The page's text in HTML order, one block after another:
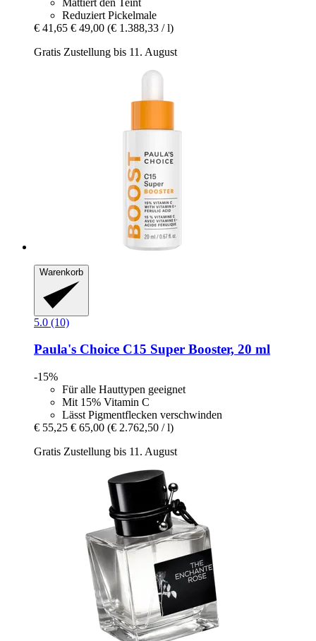
Mattiert den Teint
Reduziert Pickelmale
€ 41,65 € 49,00 (€ 1.388,33 / l)
Gratis Zustellung bis 11. August
Warenkorb
5.0 (10)
Paula's Choice C15 Super Booster, 20 ml
-15%
Für alle Hauttypen geeignet
Mit 15% Vitamin C
Lässt Pigmentflecken verschwinden
€ 55,25 € 65,00 (€ 2.762,50 / l)
Gratis Zustellung bis 11. August